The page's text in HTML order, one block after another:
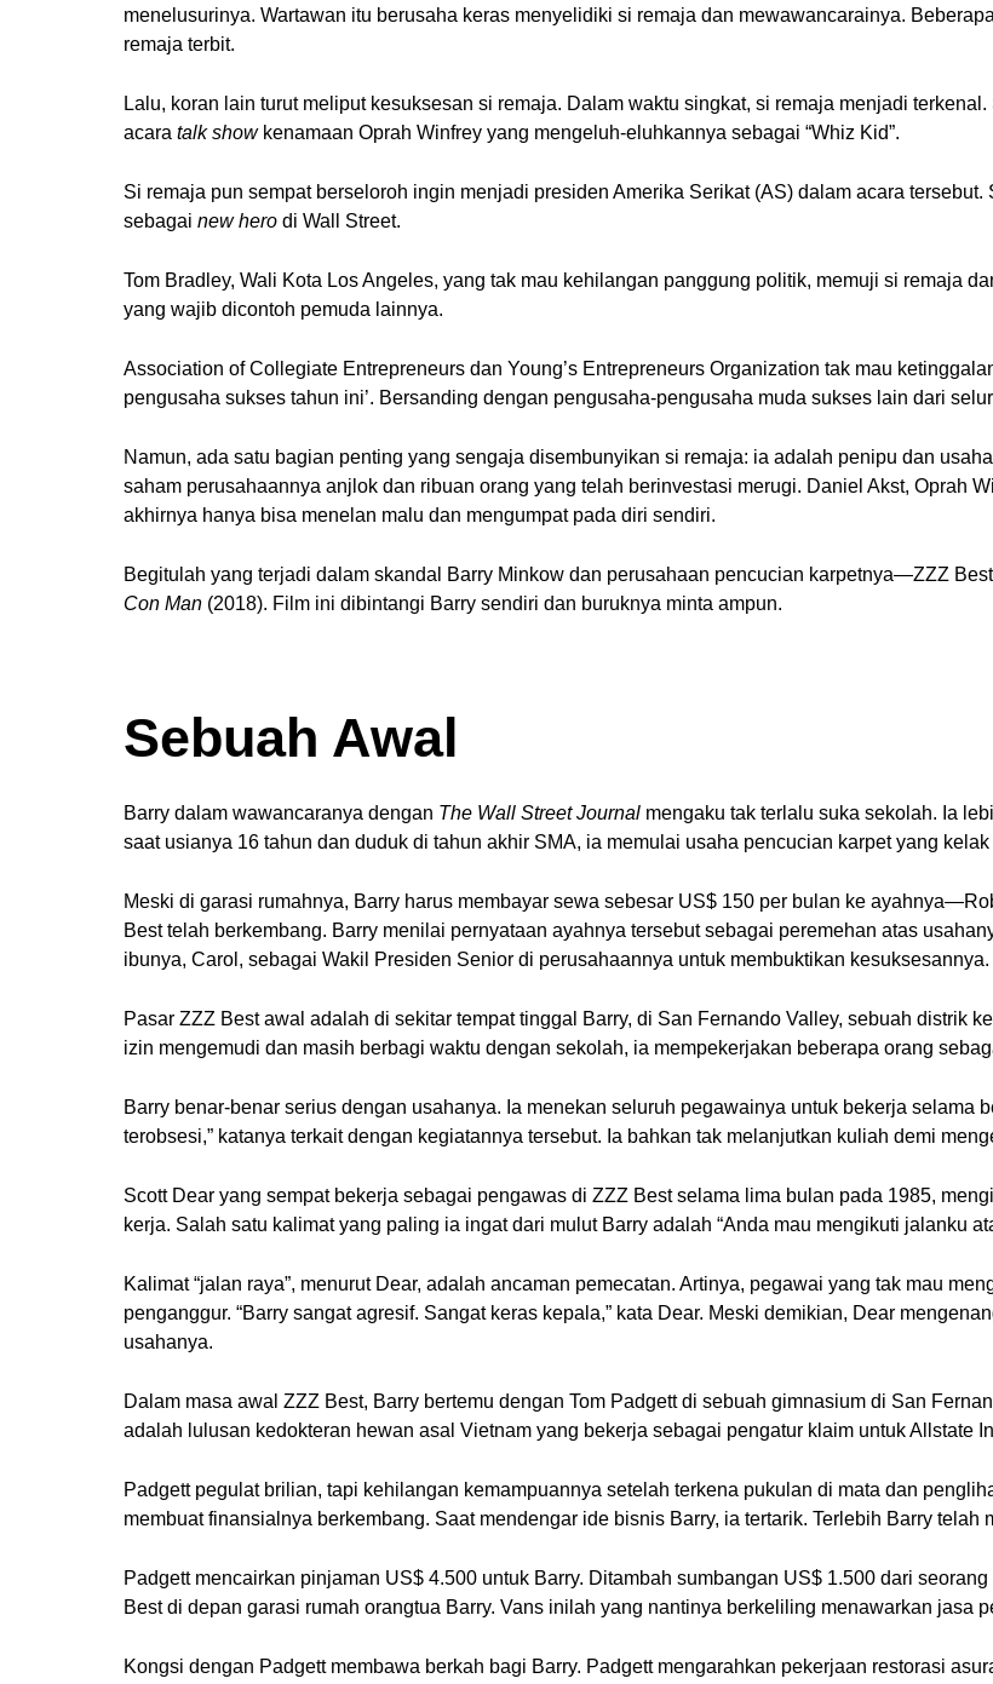
menelusurinya. Wartawan itu berusaha keras menyelidiki si remaja dan mewawancarainya.
remaja terbit.
Lalu, koran lain turut meliput kesuksesan si remaja. Dalam waktu singkat, si remaja menjadi
acara talk show kenamaan Oprah Winfrey yang mengeluh-eluhkannya sebagai “Whiz Kid”.
Si remaja pun sempat berseloroh ingin menjadi presiden Amerika Serikat (AS) dalam acara
sebagai new hero di Wall Street.
Tom Bradley, Wali Kota Los Angeles, yang tak mau kehilangan panggung politik, memuji si remaja
yang wajib dicontoh pemuda lainnya.
Association of Collegiate Entrepreneurs dan Young’s Entrepreneurs Organization tak mau
pengusaha sukses tahun ini’. Bersanding dengan pengusaha-pengusaha muda sukses lain dari
Namun, ada satu bagian penting yang sengaja disembunyikan si remaja: ia adalah penipu dan
saham perusahaannya anjlok dan ribuan orang yang telah berinvestasi merugi. Daniel Akst, Oprah
akhirnya hanya bisa menelan malu dan mengumpat pada diri sendiri.
Begitulah yang terjadi dalam skandal Barry Minkow dan perusahaan pencucian karpetnya—ZZZ
Con Man (2018). Film ini dibintangi Barry sendiri dan buruknya minta ampun.
Sebuah Awal
Barry dalam wawancaranya dengan The Wall Street Journal mengaku tak terlalu suka sekolah. Ia
saat usianya 16 tahun dan duduk di tahun akhir SMA, ia memulai usaha pencucian karpet yang
Meski di garasi rumahnya, Barry harus membayar sewa sebesar US$ 150 per bulan ke
Best telah berkembang. Barry menilai pernyataan ayahnya tersebut sebagai peremehan atas
ibunya, Carol, sebagai Wakil Presiden Senior di perusahaannya untuk membuktikan kesuksesannya.
Pasar ZZZ Best awal adalah di sekitar tempat tinggal Barry, di San Fernando Valley, sebuah distrik
izin mengemudi dan masih berbagi waktu dengan sekolah, ia mempekerjakan beberapa orang
Barry benar-benar serius dengan usahanya. Ia menekan seluruh pegawainya untuk bekerja selama
terobsesi,” katanya terkait dengan kegiatannya tersebut. Ia bahkan tak melanjutkan kuliah demi
Scott Dear yang sempat bekerja sebagai pengawas di ZZZ Best selama lima bulan pada 1985,
kerja. Salah satu kalimat yang paling ia ingat dari mulut Barry adalah “Anda mau mengikuti jalanku
Kalimat “jalan raya”, menurut Dear, adalah ancaman pemecatan. Artinya, pegawai yang tak mau
penganggur. “Barry sangat agresif. Sangat keras kepala,” kata Dear. Meski demikian, Dear
usahanya.
Dalam masa awal ZZZ Best, Barry bertemu dengan Tom Padgett di sebuah gimnasium di San
adalah lulusan kedokteran hewan asal Vietnam yang bekerja sebagai pengatur klaim untuk Allstate
Padgett pegulat brilian, tapi kehilangan kemampuannya setelah terkena pukulan di mata dan
membuat finansialnya berkembang. Saat mendengar ide bisnis Barry, ia tertarik. Terlebih Barry
Padgett mencairkan pinjaman US$ 4.500 untuk Barry. Ditambah sumbangan US$ 1.500 dari
Best di depan garasi rumah orangtua Barry. Vans inilah yang nantinya berkeliling menawarkan jasa
Kongsi dengan Padgett membawa berkah bagi Barry. Padgett mengarahkan pekerjaan restorasi